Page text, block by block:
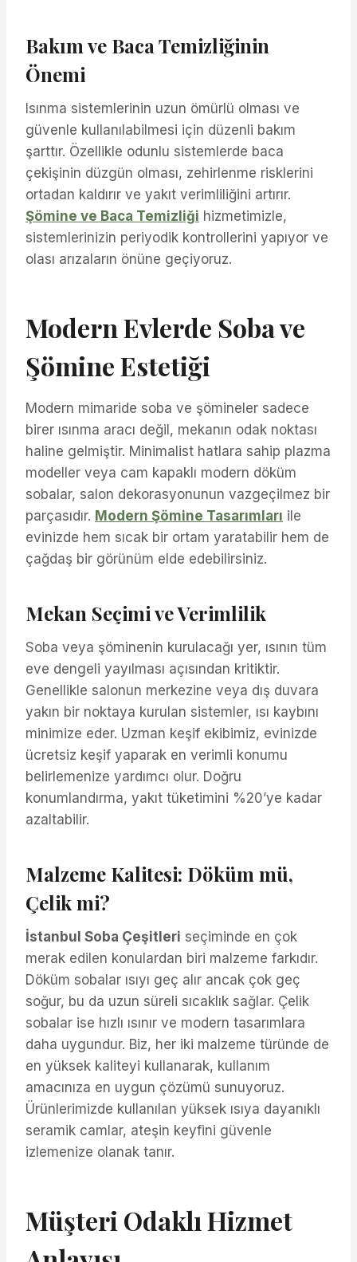
Bakım ve Baca Temizliğinin
Önemi
Isınma sistemlerinin uzun ömürlü olması ve
güvenle kullanılabilmesi için düzenli bakım
şarttır. Özellikle odunlu sistemlerde baca
çekişinin düzgün olması, zehirlenme risklerini
ortadan kaldırır ve yakıt verimliliğini artırır.
Şömine ve Baca Temizliği hizmetimizle,
sistemlerinizin periyodik kontrollerini yapıyor ve
olası arızaların önüne geçiyoruz.
Modern Evlerde Soba ve
Şömine Estetiği
Modern mimaride soba ve şömineler sadece
birer ısınma aracı değil, mekanın odak noktası
haline gelmiştir. Minimalist hatlara sahip plazma
modeller veya cam kapaklı modern döküm
sobalar, salon dekorasyonunun vazgeçilmez bir
parçasıdır. Modern Şömine Tasarımları ile
evinizde hem sıcak bir ortam yaratabilir hem de
çağdaş bir görünüm elde edebilirsiniz.
Mekan Seçimi ve Verimlilik
Soba veya şöminenin kurulacağı yer, ısının tüm
eve dengeli yayılması açısından kritiktir.
Genellikle salonun merkezine veya dış duvara
yakın bir noktaya kurulan sistemler, ısı kaybını
minimize eder. Uzman keşif ekibimiz, evinizde
ücretsiz keşif yaparak en verimli konumu
belirlemenize yardımcı olur. Doğru
konumlandırma, yakıt tüketimini %20’ye kadar
azaltabilir.
Malzeme Kalitesi: Döküm mü,
Çelik mi?
İstanbul Soba Çeşitleri seçiminde en çok
merak edilen konulardan biri malzeme farkıdır.
Döküm sobalar ısıyı geç alır ancak çok geç
soğur, bu da uzun süreli sıcaklık sağlar. Çelik
sobalar ise hızlı ısınır ve modern tasarımlara
daha uygundur. Biz, her iki malzeme türünde de
en yüksek kaliteyi kullanarak, kullanım
amacınıza en uygun çözümü sunuyoruz.
Ürünlerimizde kullanılan yüksek ısıya dayanıklı
seramik camlar, ateşin keyfini güvenle
izlemenize olanak tanır.
Müşteri Odaklı Hizmet